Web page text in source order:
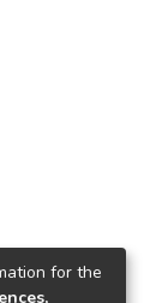
for the